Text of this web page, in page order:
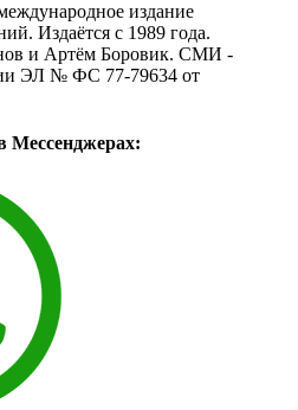
издание
Издаётся с 1989 года.
и Артём Боровик. CМИ -
ЭЛ № ФС 77-79634 от
Мессенджерах: